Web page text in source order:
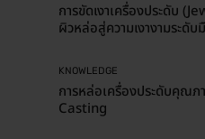
การขัดเงาเครื่องประดับ
ผิวหล่อสู่ความเงางามระดั
KNOWLEDGE
การหล่อเครื่องประดับคุณ
Casting